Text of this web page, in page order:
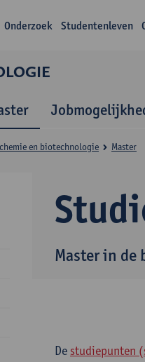
Onderzoek Studentenleven
Master in de
en biotechnologie Master
De studiepunten